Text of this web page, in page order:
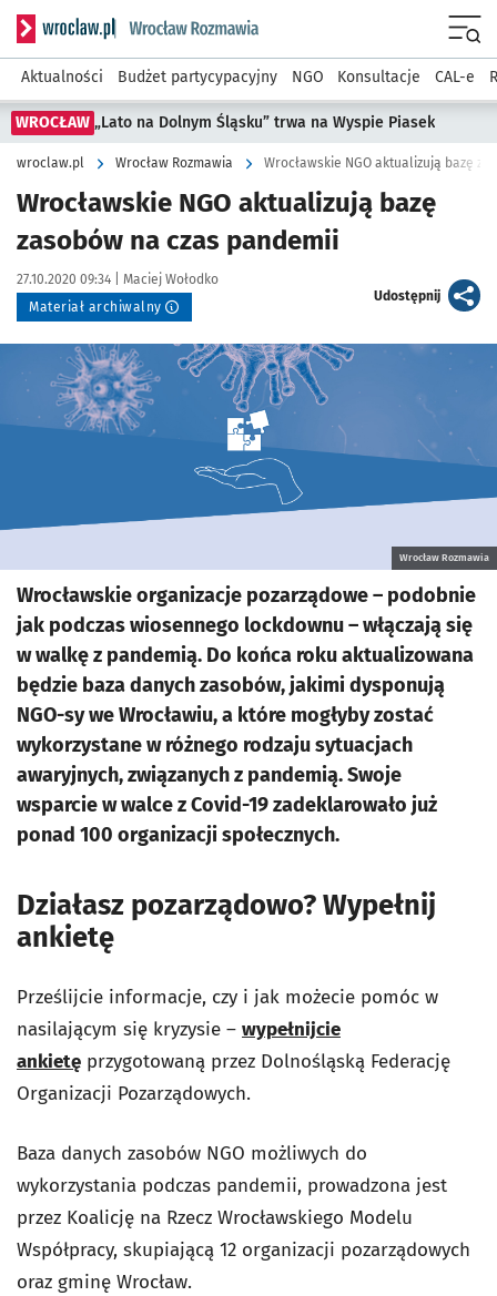
Serwis informacyjny wroclaw.pl podserwis: Rozmawia
Aktualności Budżet partycypacyjny NGO Konsultacje CAL-e
WROCŁAW „Lato na Dolnym Śląsku” trwa na Wyspie Piasek
wroclaw.pl Wrocław Rozmawia Wrocławskie NGO aktualizują bazę
Wrocławskie NGO aktualizują bazę
zasobów na czas pandemii
Data publikacji:
27.10.2020 09:34 | Autor:
Maciej Wołodko
Materiał archiwalny
Udostępnijartykuł
Kliknij, aby powiększyć
Wrocław Rozmawia
Wrocławskie organizacje pozarządowe – podobnie
jak podczas wiosennego lockdownu – włączają się
w walkę z pandemią. Do końca roku aktualizowana
będzie baza danych zasobów, jakimi dysponują
NGO-sy we Wrocławiu, a które mogłyby zostać
wykorzystane w różnego rodzaju sytuacjach
awaryjnych, związanych z pandemią. Swoje
wsparcie w walce z Covid-19 zadeklarowało już
ponad 100 organizacji społecznych.
Działasz pozarządowo? Wypełnij
ankietę
Prześlijcie informacje, czy i jak możecie pomóc w
nasilającym się kryzysie – wypełnijcie
ankietę przygotowaną przez Dolnośląską Federację
Organizacji Pozarządowych.
Baza danych zasobów NGO możliwych do
wykorzystania podczas pandemii, prowadzona jest
przez Koalicję na Rzecz Wrocławskiego Modelu
Współpracy, skupiającą 12 organizacji pozarządowych
oraz gminę Wrocław.